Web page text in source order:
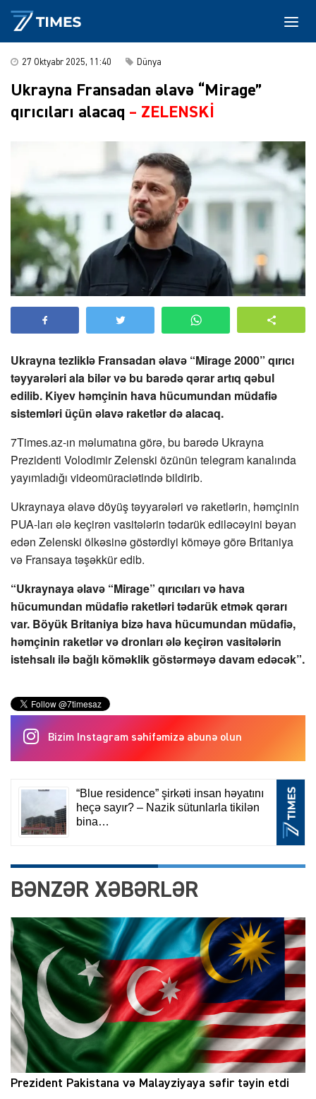
27 Oktyabr 2025, 11:40 Dünya
Ukrayna Fransadan əlavə “Mirage”
qırıcıları alacaq – ZELENSKİ
Ukrayna tezliklə Fransadan əlavə “Mirage 2000” qırıcı
təyyarələri ala bilər və bu barədə qərar artıq qəbul
edilib. Kiyev həmçinin hava hücumundan müdafiə
sistemləri üçün əlavə raketlər də alacaq.
7Times.az-ın məlumatına görə, bu barədə Ukrayna
Prezidenti Volodimir Zelenski özünün telegram kanalında
yayımladığı videomüraciətində bildirib.
Ukraynaya əlavə döyüş təyyarələri və raketlərin, həmçinin
PUA-ları ələ keçirən vasitələrin tədarük ediləcəyini bəyan
edən Zelenski ölkəsinə göstərdiyi köməyə görə Britaniya
və Fransaya təşəkkür edib.
“Ukraynaya əlavə “Mirage” qırıcıları və hava
hücumundan müdafiə raketləri tədarük etmək qərarı
var. Böyük Britaniya bizə hava hücumundan müdafiə,
həmçinin raketlər və dronları ələ keçirən vasitələrin
istehsalı ilə bağlı köməklik göstərməyə davam edəcək”.
Bizim Instagram səhifəmizə abunə olun
BƏNZƏR XƏBƏRLƏR
Prezident Pakistana və Malayziyaya səfir təyin etdi